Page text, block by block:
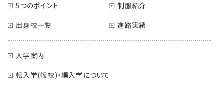
5つのポイント
制服紹介
出身校一覧
進路実績
入学案内
転入学(転校)・編入学について